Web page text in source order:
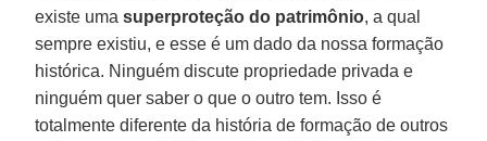
existe uma superproteção do patrimônio, a qual
sempre existiu, e esse é um dado da nossa formação
histórica. Ninguém discute propriedade privada e
ninguém quer saber o que o outro tem. Isso é
totalmente diferente da história de formação de outros